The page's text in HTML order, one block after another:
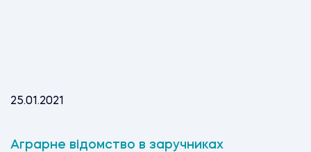
25.01.2021
Аграрне відомство в заручниках